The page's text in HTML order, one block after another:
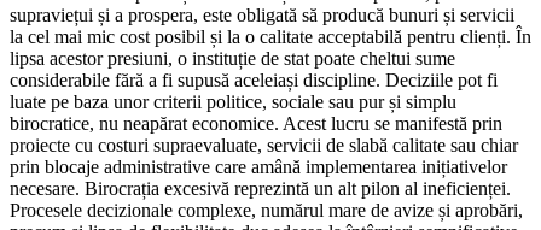
supraviețui și a prospera, este obligată să producă bunuri și servicii
la cel mai mic cost posibil și la o calitate acceptabilă pentru clienți. În
lipsa acestor presiuni, o instituție de stat poate cheltui sume
considerabile fără a fi supusă aceleiași discipline. Deciziile pot fi
luate pe baza unor criterii politice, sociale sau pur și simplu
birocratice, nu neapărat economice. Acest lucru se manifestă prin
proiecte cu costuri supraevaluate, servicii de slabă calitate sau chiar
prin blocaje administrative care amână implementarea inițiativelor
necesare. Birocrația excesivă reprezintă un alt pilon al ineficienței.
Procesele decizionale complexe, numărul mare de avize și aprobări,